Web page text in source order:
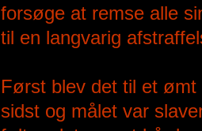
forsøge at remse alle
til en langvarig
Først blev det til et ømt
sidst og målet var